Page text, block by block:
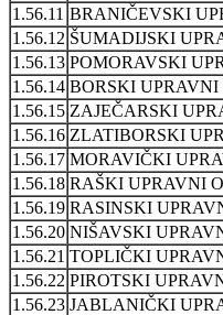
1.56.11 BRANIČEVSKI
1.56.12 ŠUMADIJSKI
1.56.13 POMORAVSKI
1.56.14 BORSKI UPRAVNI
1.56.15 ZAJEČARSKI
1.56.16 ZLATIBORSKI
1.56.17 MORAVIČKI
1.56.18 RAŠKI UPRAVNI
1.56.19 RASINSKI
1.56.20 NIŠAVSKI
1.56.21 TOPLIČKI
1.56.22 PIROTSKI
1.56.23 JABLANIČKI